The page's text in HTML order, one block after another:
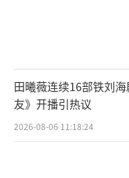
田曦薇连续16部铁刘
友》开播引热议
2026-08-06 11:18:24